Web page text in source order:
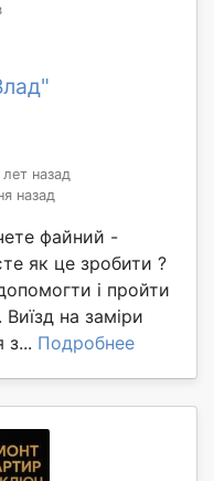
назад
назад
файний -
як це зробити ?
і пройти
на заміри
з... Подробнее